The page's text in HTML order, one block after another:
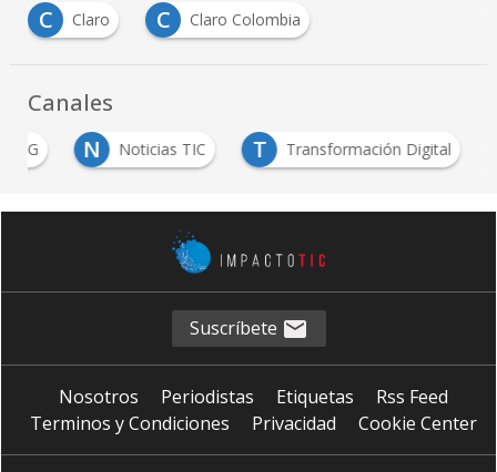
C
Claro C Claro Colombia
Canales
ESG N Noticias TIC T Transformación Digital
Suscríbete
Nosotros Periodistas Etiquetas
Rss Feed
Terminos y Condiciones
Privacidad Cookie Center